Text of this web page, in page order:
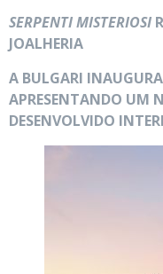
SERPENTI MISTERIOSI
JOALHERIA
A BULGARI
APRESENTANDO UM
DESENVOLVIDO